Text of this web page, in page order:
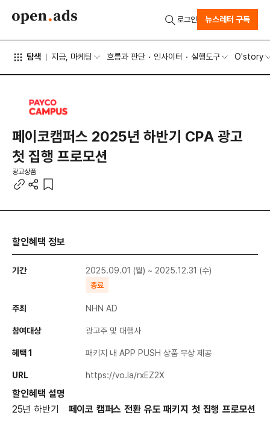
탐색 지금, 마케팅 흐름과 판단 인사이터 실행도구 O'story
로그인 뉴스레터 구독
페이코캠퍼스 2025년 하반기 CPA 광고
첫 집행 프로모션
광고상품
할인혜택 정보
기간 2025.09.01 (월) ~ 2025.12.31 (수)
종료
주최 NHN AD
참여대상 광고주 및 대행사
혜택 1 패키지 내 APP PUSH 상품 무상 제공
URL https://vo.la/rxEZ2X
할인혜택 설명
25년 하반기
페이코 캠퍼스 전환 유도 패키지 첫 집행 프로모션